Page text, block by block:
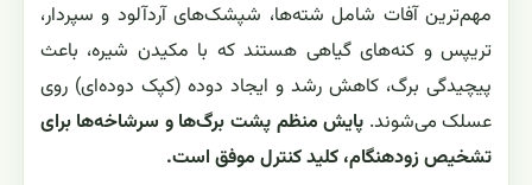
مهم‌ترین آفات شامل شته‌ها، شپشک‌های آردآلود و سپردار،
تریپس و کنه‌های گیاهی هستند که با مکیدن شیره، باعث
پیچیدگی برگ، کاهش رشد و ایجاد دوده (کپک دوده‌ای) روی
عسلک می‌شوند. پایش منظم پشت برگ‌ها و سرشاخه‌ها برای
تشخیص زودهنگام، کلید کنترل موفق است.